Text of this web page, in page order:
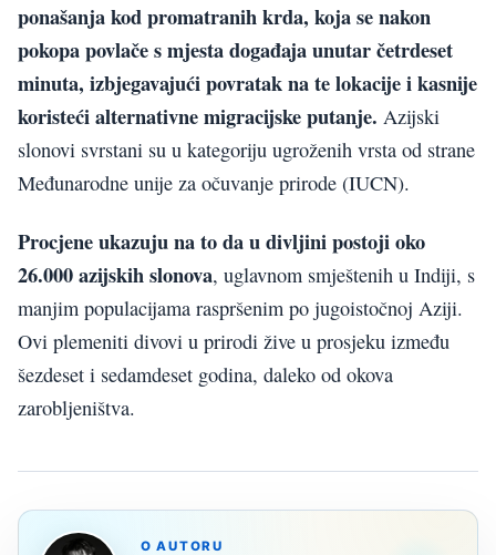
ponašanja kod promatranih krda, koja se nakon
pokopa povlače s mjesta događaja unutar četrdeset
minuta, izbjegavajući povratak na te lokacije i kasnije
koristeći alternativne migracijske putanje. Azijski
slonovi svrstani su u kategoriju ugroženih vrsta od strane
Međunarodne unije za očuvanje prirode (IUCN).
Procjene ukazuju na to da u divljini postoji oko
26.000 azijskih slonova, uglavnom smještenih u Indiji, s
manjim populacijama raspršenim po jugoistočnoj Aziji.
Ovi plemeniti divovi u prirodi žive u prosjeku između
šezdeset i sedamdeset godina, daleko od okova
zarobljeništva.
O AUTORU